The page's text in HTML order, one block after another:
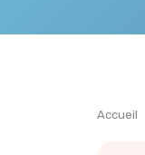
Accueil